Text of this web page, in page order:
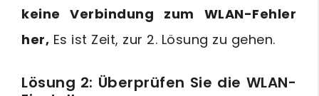
keine Verbindung zum WLAN-Fehler
her, Es ist Zeit, zur 2. Lösung zu gehen.
Lösung 2: Überprüfen Sie die WLAN-